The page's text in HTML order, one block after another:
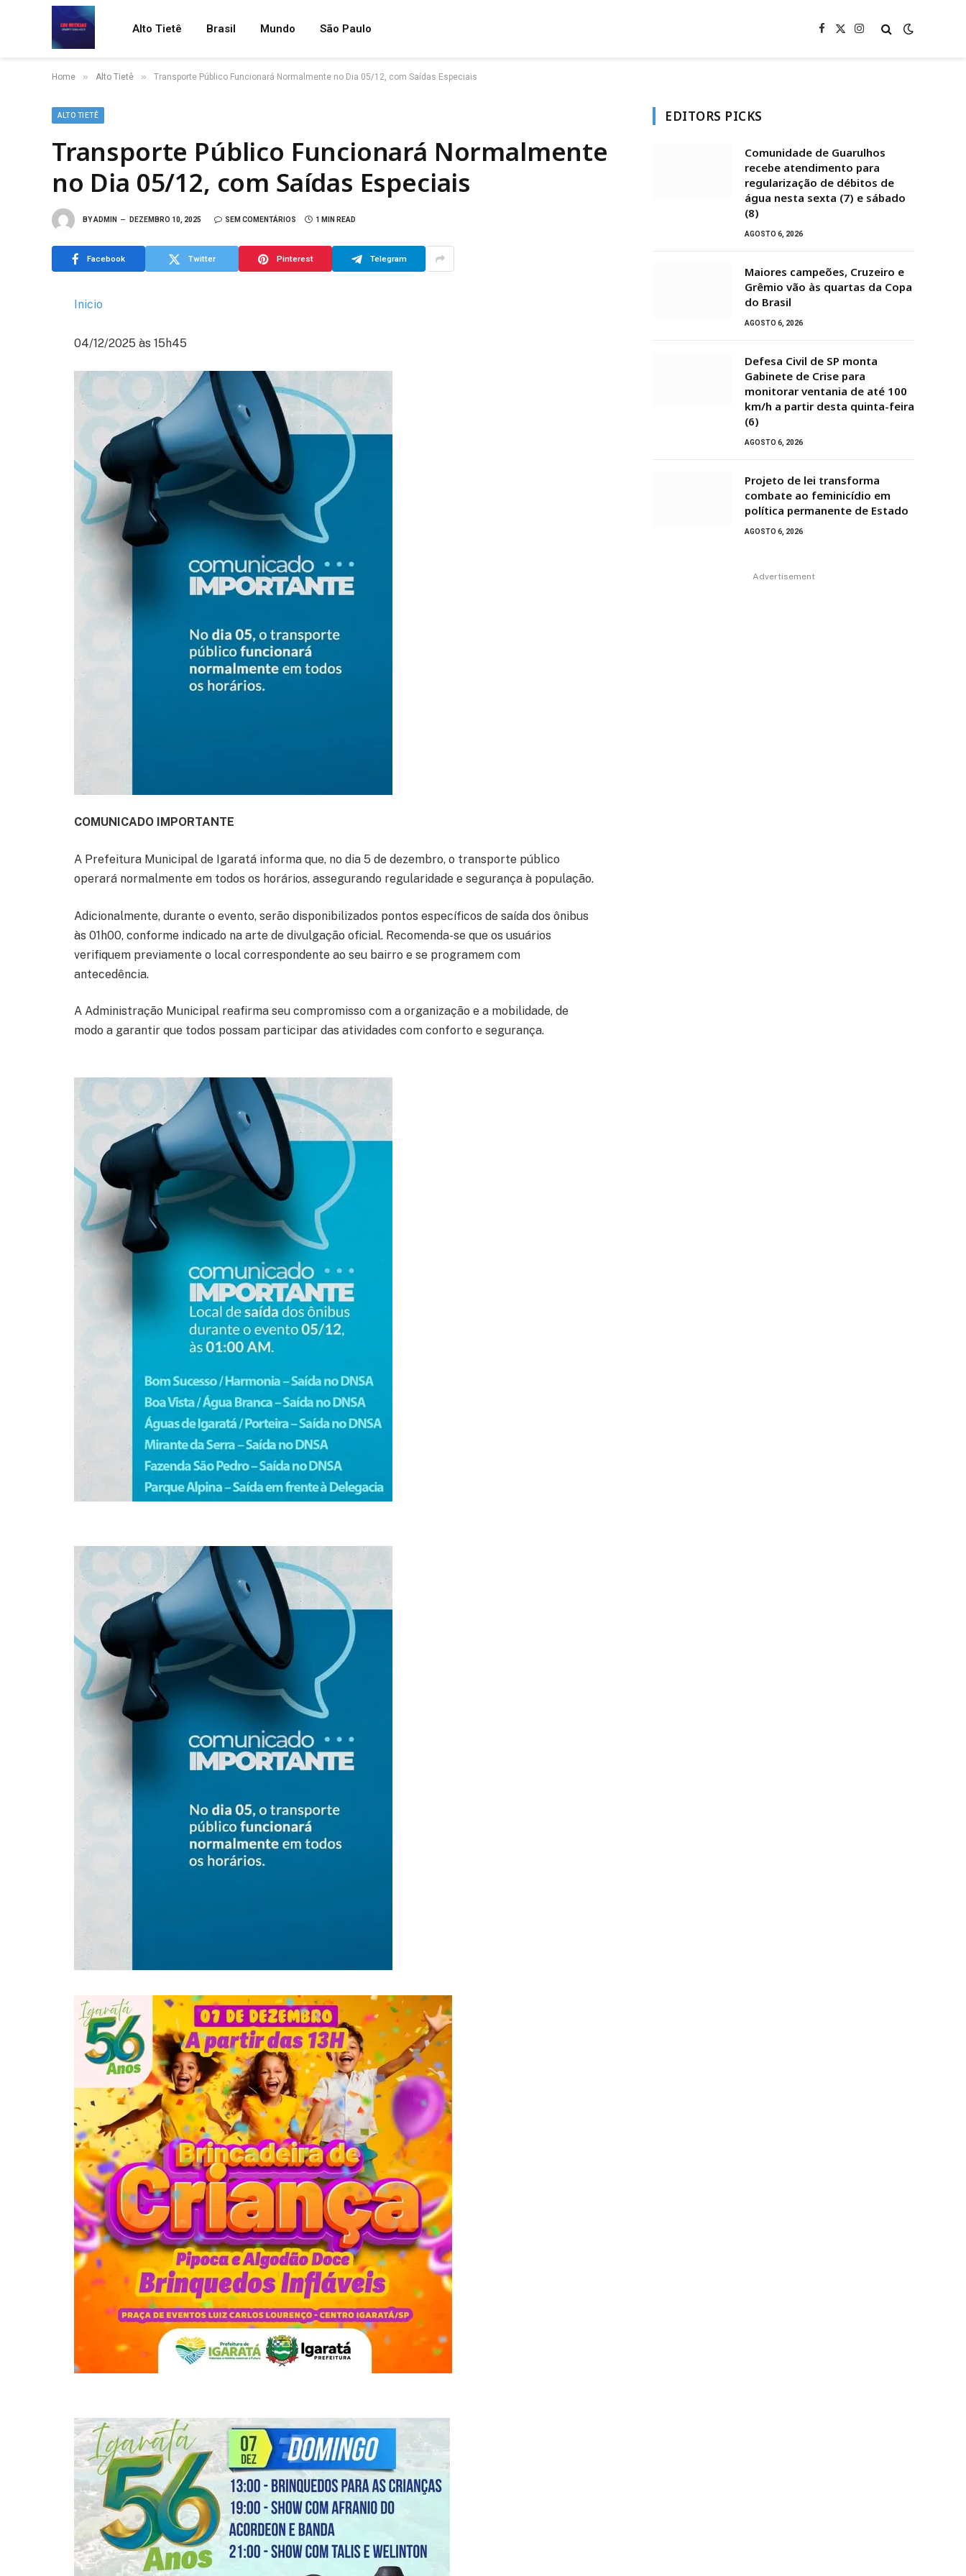
Alto Tietê Brasil Mundo São Paulo Facebook
X
Instagram
Home » Alto Tietê » Transporte Público Funcionará Normalmente no Dia 05/12, com Saídas Especiais
ALTO TIETÊ
Transporte Público Funcionará Normalmente
no Dia 05/12, com Saídas Especiais
BYADMIN DEZEMBRO 10, 2025 SEM COMENTÁRIOS 1 MIN READ
Facebook Twitter Pinterest Telegram
Inicio
04/12/2025 às 15h45
COMUNICADO IMPORTANTE
A Prefeitura Municipal de Igaratá informa que, no dia 5 de dezembro, o transporte público
operará normalmente em todos os horários, assegurando regularidade e segurança à população.
Adicionalmente, durante o evento, serão disponibilizados pontos específicos de saída dos ônibus
às 01h00, conforme indicado na arte de divulgação oficial. Recomenda-se que os usuários
verifiquem previamente o local correspondente ao seu bairro e se programem com
antecedência.
A Administração Municipal reafirma seu compromisso com a organização e a mobilidade, de
modo a garantir que todos possam participar das atividades com conforto e segurança.
EDITORS PICKS
Comunidade de Guarulhos
recebe atendimento para
regularização de débitos de
água nesta sexta (7) e sábado
(8)
AGOSTO 6, 2026
Maiores campeões, Cruzeiro e
Grêmio vão às quartas da Copa
do Brasil
AGOSTO 6, 2026
Defesa Civil de SP monta
Gabinete de Crise para
monitorar ventania de até 100
km/h a partir desta quinta-feira
(6)
AGOSTO 6, 2026
Projeto de lei transforma
combate ao feminicídio em
política permanente de Estado
AGOSTO 6, 2026
Advertisement